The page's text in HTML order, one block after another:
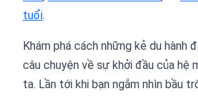
tuổi.
Khám phá cách những kẻ du hành
câu chuyện về sự khởi đầu của hệ
ta. Lần tới khi bạn ngắm nhìn bầu